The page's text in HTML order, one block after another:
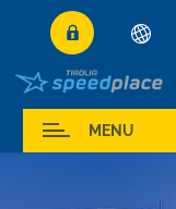
Deutsch
English
Français
MENU